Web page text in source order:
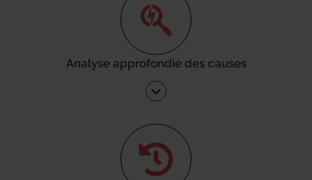
Analyse approfondie des causes